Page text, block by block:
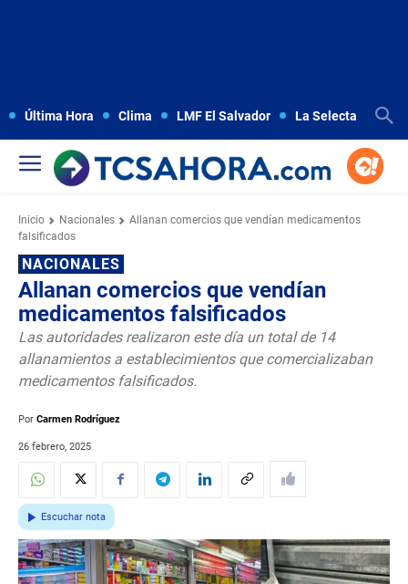
Última Hora Clima LMF El Salvador La Selecta
Inicio Nacionales
Allanan comercios que vendían medicamentos
falsificados
NACIONALES
Allanan comercios que vendían
medicamentos falsificados
Las autoridades realizaron este día un total de 14
allanamientos a establecimientos que comercializaban
medicamentos falsificados.
Por Carmen Rodríguez
26 febrero, 2025
Escuchar nota